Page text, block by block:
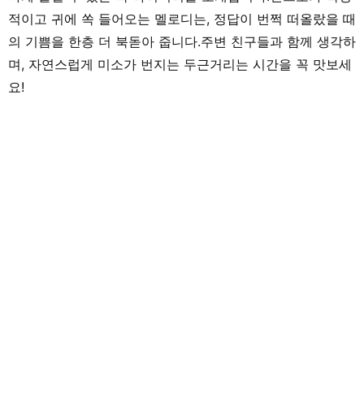
적이고 귀에 쏙 들어오는 멜로디는, 정답이 번쩍 떠올랐을 때
의 기쁨을 한층 더 북돋아 줍니다.주변 친구들과 함께 생각하
며, 자연스럽게 미소가 번지는 두근거리는 시간을 꼭 맛보세
요!